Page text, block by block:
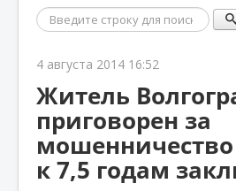
Поиск
4 августа 2014 16:52
Житель
приговорен за
к 7,5 годам